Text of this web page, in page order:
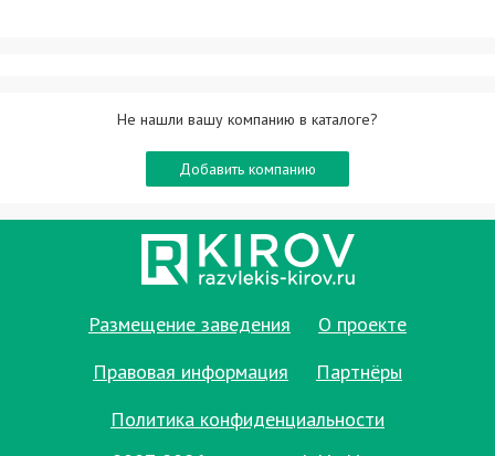
Не нашли вашу компанию в каталоге?
Добавить компанию
Размещение заведения
О проекте
Правовая информация
Партнёры
Политика конфиденциальности